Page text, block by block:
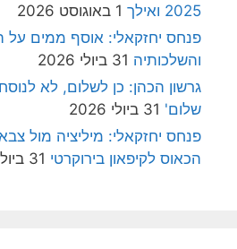
1 באוגוסט 2026
יחזקאלי: אוסף ממים על
31 ביולי 2026
הכהן: כן לשלום, לא לנוסחה
31 ביולי 2026
יחזקאלי: מיליציה מול צבא
לקיפאון בירוקרטי 31 ביולי 2026